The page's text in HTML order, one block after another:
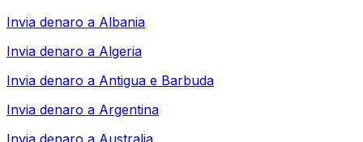
Invia denaro a Albania
Invia denaro a Algeria
Invia denaro a Antigua e Barbuda
Invia denaro a Argentina
Invia denaro a Australia